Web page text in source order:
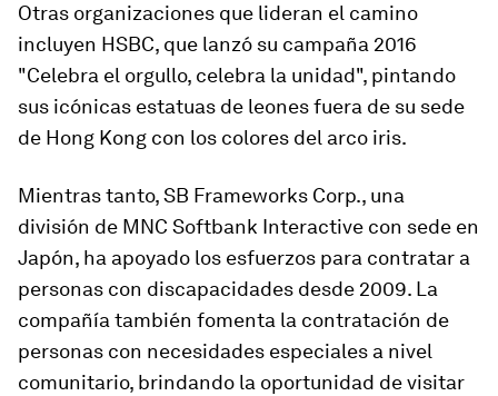
Otras organizaciones que lideran el camino
incluyen HSBC, que lanzó su campaña 2016
"Celebra el orgullo, celebra la unidad", pintando
sus icónicas estatuas de leones fuera de su sede
de Hong Kong con los colores del arco iris.
Mientras tanto, SB Frameworks Corp., una
división de MNC Softbank Interactive con sede en
Japón, ha apoyado los esfuerzos para contratar a
personas con discapacidades desde 2009. La
compañía también fomenta la contratación de
personas con necesidades especiales a nivel
comunitario, brindando la oportunidad de visitar